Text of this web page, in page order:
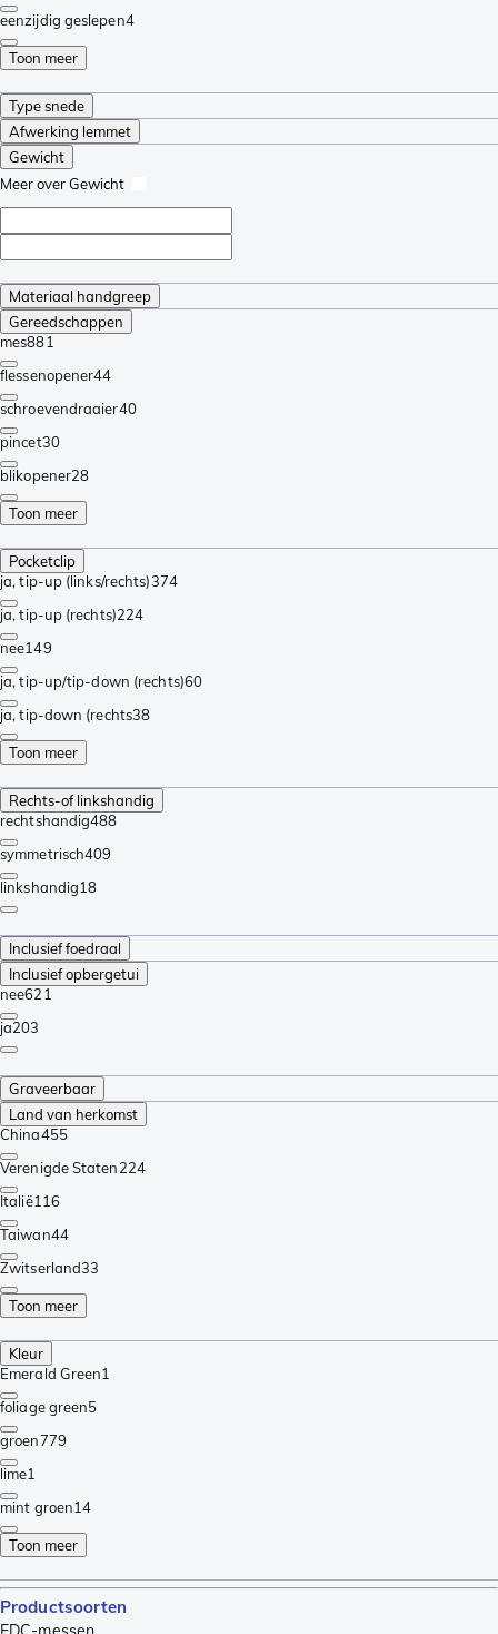
eenzijdig geslepen4
Toon meer
Type snede
Afwerking lemmet
Gewicht
Meer over Gewicht
Materiaal handgreep
Gereedschappen
mes881
flessenopener44
schroevendraaier40
pincet30
blikopener28
Toon meer
Pocketclip
ja, tip-up (links/rechts)374
ja, tip-up (rechts)224
nee149
ja, tip-up/tip-down (rechts)60
ja, tip-down (rechts38
Toon meer
Rechts-of linkshandig
rechtshandig488
symmetrisch409
linkshandig18
Inclusief foedraal
Inclusief opbergetui
nee621
ja203
Graveerbaar
Land van herkomst
China455
Verenigde Staten224
Italië116
Taiwan44
Zwitserland33
Toon meer
Kleur
Emerald Green1
foliage green5
groen779
lime1
mint groen14
Toon meer
Productsoorten